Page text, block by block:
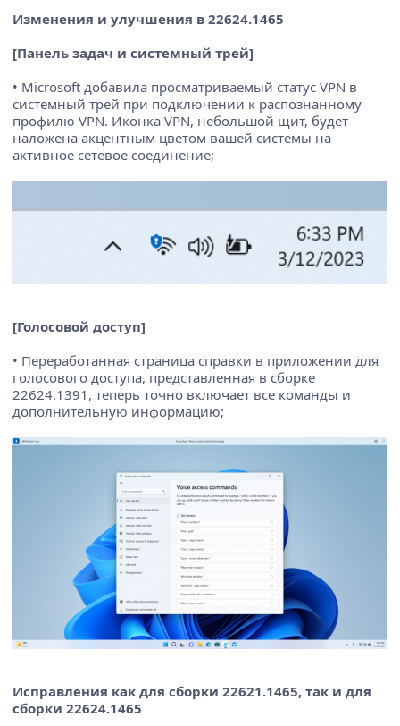
Изменения и улучшения в 22624.1465
[Панель задач и системный трей]
• Microsoft добавила просматриваемый статус VPN в
системный трей при подключении к распознанному
профилю VPN. Иконка VPN, небольшой щит, будет
наложена акцентным цветом вашей системы на
активное сетевое соединение;
[Голосовой доступ]
• Переработанная страница справки в приложении для
голосового доступа, представленная в сборке
22624.1391, теперь точно включает все команды и
дополнительную информацию;
Исправления как для сборки 22621.1465, так и для
сборки 22624.1465